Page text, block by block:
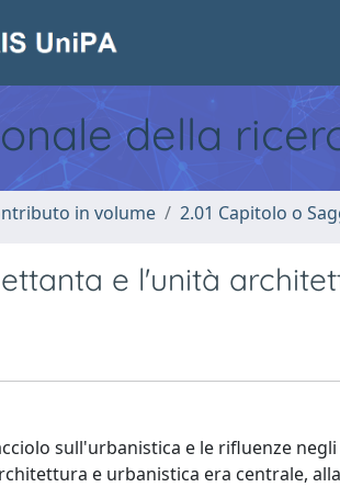
della
in volume 2.01 Capitolo o
e l'unità
sull'urbanistica e le rifluenze
e urbanistica era centrale,